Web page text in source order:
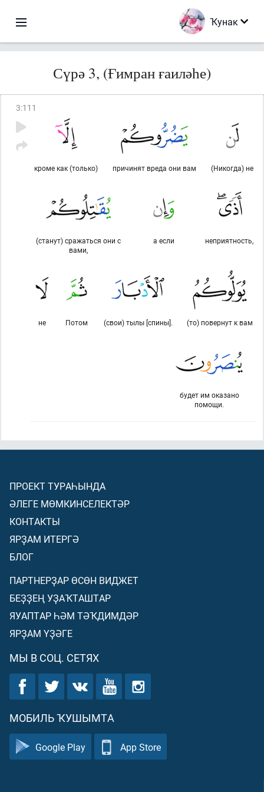
Ҡунак
Сүрә 3, (Ғимран ғаиләһе)
3:111
(Никогда) не
причинят вреда они вам
кроме как (только)
неприятность,
а если
(станут) сражаться они с
вами,
(то) повернут к вам
(свои) тылы [спины].
Потом
не
будет им оказано
помощи.
ПРОЕКТ ТУРАҺЫНДА
ӘЛЕГЕ МӨМКИНСЕЛЕКТӘР
КОНТАКТЫ
ЯРҘАМ ИТЕРГӘ
БЛОГ
ПАРТНЕРҘАР ӨСӨН ВИДЖЕТ
БЕҘҘЕҢ УҘАҠТАШТАР
ЯУАПТАР ҺӘМ ТӘҠДИМДӘР
ЯРҘАМ ҮҘӘГЕ
МЫ В СОЦ. СЕТЯХ
МОБИЛЬ ҠУШЫМТА
Google Play App Store